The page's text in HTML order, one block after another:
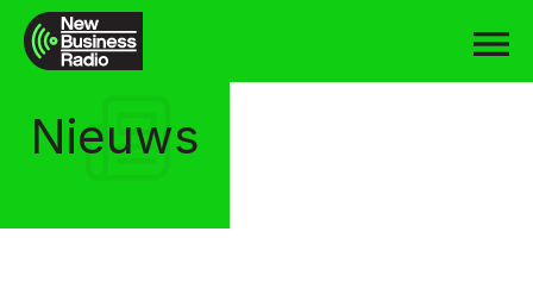
Nieuws